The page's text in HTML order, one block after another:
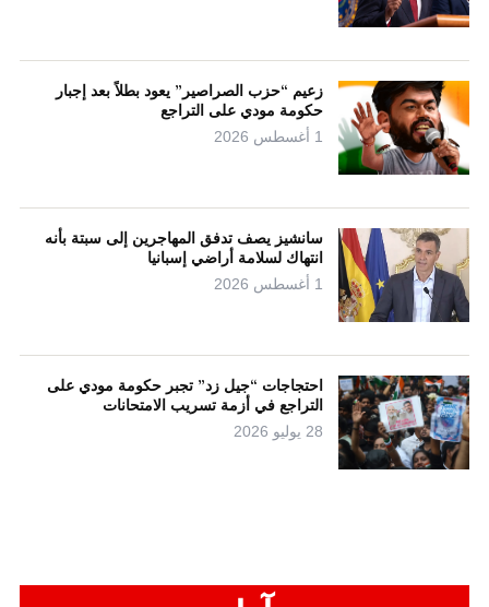
زعيم “حزب الصراصير” يعود بطلاً بعد إجبار
حكومة مودي على التراجع
1 أغسطس 2026
سانشيز يصف تدفق المهاجرين إلى سبتة بأنه
انتهاك لسلامة أراضي إسبانيا
1 أغسطس 2026
احتجاجات “جيل زد” تجبر حكومة مودي على
التراجع في أزمة تسريب الامتحانات
28 يوليو 2026